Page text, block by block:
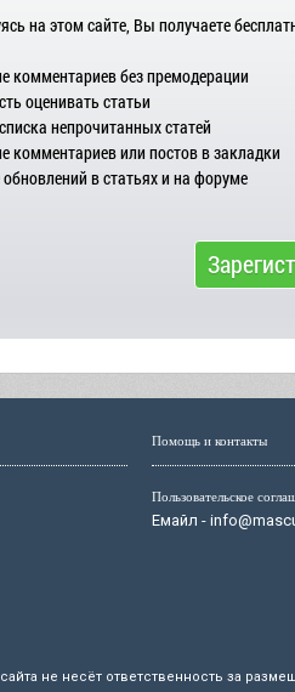
на этом сайте, Вы получаете
комментариев без премодерации
оценивать статьи
непрочитанных статей
комментариев или постов в закладки
в статьях и на форуме
Помощь и контакты
Пользовательское
Емайл -
не несёт ответственность за